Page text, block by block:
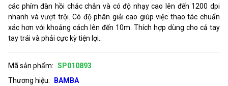
các phím đàn hồi chắc chắn và có độ nhạy cao lên đến 1200 dpi
nhanh và vượt trội. Có độ phân giải cao giúp việc thao tác chuẩn
xác hơn với khoảng cách lên đến 10m. Thích hợp dùng cho cả tay
tay trái và phải cực kỳ tiện lợi..
Mã sản phẩm: SP010893
Thương hiệu:
BAMBA